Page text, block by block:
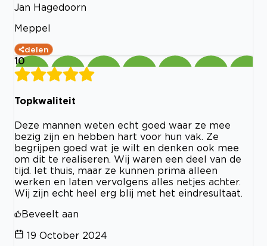
Jan Hagedoorn
Meppel
delen
10
Topkwaliteit
Deze mannen weten echt goed waar ze mee
bezig zijn en hebben hart voor hun vak. Ze
begrijpen goed wat je wilt en denken ook mee
om dit te realiseren. Wij waren een deel van de
tijd. Iet thuis, maar ze kunnen prima alleen
werken en laten vervolgens alles netjes achter.
Wij zijn echt heel erg blij met het eindresultaat.
Beveelt aan
19 October 2024